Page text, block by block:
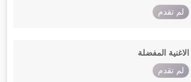
لم تقدم
الاغنية المفضلة
لم تقدم